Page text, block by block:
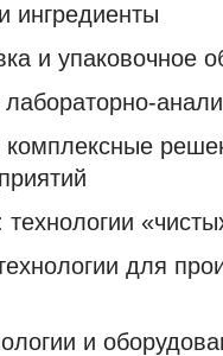
ингредиенты
и упаковочное
комплексные
технологии
для
и